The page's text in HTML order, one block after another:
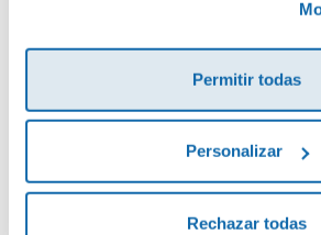
Permitir todas
Personalizar
Rechazar todas
¡Sé el primero en valorar